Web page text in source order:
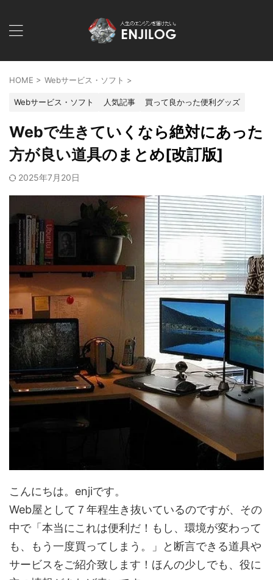
HOME > Webサービス・ソフト >
Webサービス・ソフト 人気記事 買って良かった便利グッズ
Webで生きていくなら絶対にあった
方が良い道具のまとめ[改訂版]
2025年7月20日
こんにちは。enjiです。
Web屋として７年程生き抜いているのですが、その
中で「本当にこれは便利だ！もし、環境が変わって
も、もう一度買ってしまう。」と断言できる道具や
サービスをご紹介致します！ほんの少しでも、役に